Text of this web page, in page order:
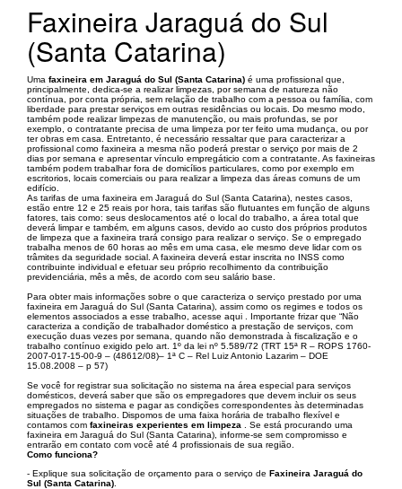
Faxineira Jaraguá do Sul
(Santa Catarina)
Uma faxineira em Jaraguá do Sul (Santa Catarina) é uma profissional que,
principalmente, dedica-se a realizar limpezas, por semana de natureza não
contínua, por conta própria, sem relação de trabalho com a pessoa ou família, com
liberdade para prestar serviços em outras residências ou locais. Do mesmo modo,
também pode realizar limpezas de manutenção, ou mais profundas, se por
exemplo, o contratante precisa de uma limpeza por ter feito uma mudança, ou por
ter obras em casa. Entretanto, é necessário ressaltar que para caracterizar a
profissional como faxineira a mesma não poderá prestar o serviço por mais de 2
dias por semana e apresentar vínculo empregáticio com a contratante. As faxineiras
também podem trabalhar fora de domicílios particulares, como por exemplo em
escritorios, locais comerciais ou para realizar a limpeza das áreas comuns de um
edifício.
As tarifas de uma faxineira em Jaraguá do Sul (Santa Catarina), nestes casos,
estão entre 12 e 25 reais por hora, tais tarifas são flutuantes em função de alguns
fatores, tais como: seus deslocamentos até o local do trabalho, a área total que
deverá limpar e também, em alguns casos, devido ao custo dos próprios produtos
de limpeza que a faxineira trará consigo para realizar o serviço. Se o empregado
trabalha menos de 60 horas ao mês em uma casa, ele mesmo deve lidar com os
trâmites da seguridade social. A faxineira deverá estar inscrita no INSS como
contribuinte individual e efetuar seu próprio recolhimento da contribuição
previdenciária, mês a mês, de acordo com seu salário base.
Para obter mais informações sobre o que caracteriza o serviço prestado por uma
faxineira em Jaraguá do Sul (Santa Catarina), assim como os regimes e todos os
elementos associados a esse trabalho, acesse aqui . Importante frizar que “Não
caracteriza a condição de trabalhador doméstico a prestação de serviços, com
execução duas vezes por semana, quando não demonstrada à fiscalização e o
trabalho contínuo exigido pelo art. 1º da lei nº 5.589/72 (TRT 15ª R – ROPS 1760-
2007-017-15-00-9 – (48612/08)– 1ª C – Rel Luiz Antonio Lazarim – DOE
15.08.2008 – p 57)
Se você for registrar sua solicitação no sistema na área especial para serviços
domésticos, deverá saber que são os empregadores que devem incluir os seus
empregados no sistema e pagar as condições correspondentes às determinadas
situações de trabalho. Dispomos de uma faixa horária de trabalho flexível e
contamos com faxineiras experientes em limpeza
. Se está procurando uma
faxineira em Jaraguá do Sul (Santa Catarina), informe-se sem compromisso e
entrarão em contato com você até 4 profissionais de sua região.
Como funciona?
- Explique sua solicitação de orçamento para o serviço de Faxineira Jaraguá do
Sul (Santa Catarina)